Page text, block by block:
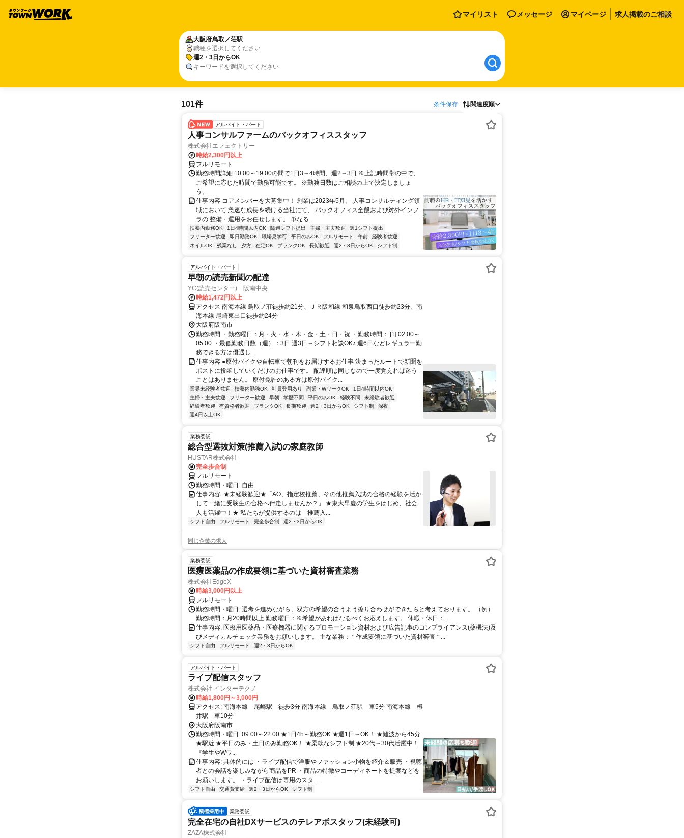
マイリスト メッセージ マイページ 求人掲載のご相談
大阪府鳥取ノ荘駅
職種を選択してください
週2・3日からOK
キーワードを選択してください
101件 条件保存 関連度順
アルバイト・パート
人事コンサルファームのバックオフィススタッフ
株式会社エフェクトリー
時給2,300円以上
フルリモート
勤務時間詳細 10:00～19:00の間で1日3～4時間、週2～3日 ※上記時間帯の中で、
ご希望に応じた時間で勤務可能です。 ※勤務日数はご相談の上で決定しましょ
う。
仕事内容 コアメンバーを大募集中！ 創業は2023年5月。 人事コンサルティング領
域において 急速な成長を続ける当社にて、 バックオフィス全般および対外インフ
ラの 整備・運用をお任せします。 単なる...
扶養内勤務OK 1日4時間以内OK 隔週シフト提出 主婦・主夫歓迎
週1シフト提出
フリーター歓迎
即日勤務OK 職場見学可 平日のみOK フルリモート 午前
経験者歓迎
ネイルOK
残業なし 夕方 在宅OK ブランクOK 長期歓迎 週2・3日からOK シフト制
アルバイト・パート
早朝の読売新聞の配達
YC(読売センター) 阪南中央
時給1,472円以上
アクセス 南海本線 鳥取ノ荘徒歩約21分、ＪＲ阪和線 和泉鳥取西口徒歩約23分、南
海本線 尾崎東出口徒歩約24分
大阪府阪南市
勤務時間 ・勤務曜日：月・火・水・木・金・土・日・祝 ・勤務時間： [1] 02:00～
05:00 ・最低勤務日数（週）：3日 週3日～シフト相談OK♪ 週6日などレギュラー勤
務できる方は優遇し...
仕事内容 ●原付バイクや自転車で朝刊をお届けするお仕事 決まったルートで新聞を
ポストに投函していくだけのお仕事です。 配達順は同じなので一度覚えれば迷う
ことはありません。 原付免許のある方は原付バイク...
業界未経験者歓迎 扶養内勤務OK 社員登用あり 副業・WワークOK
1日4時間以内OK
主婦・主夫歓迎
フリーター歓迎 早朝 学歴不問 平日のみOK 経験不問
未経験者歓迎
経験者歓迎
有資格者歓迎 ブランクOK 長期歓迎 週2・3日からOK シフト制
深夜
週4日以上OK
業務委託
総合型選抜対策(推薦入試)の家庭教師
HUSTAR株式会社
完全歩合制
フルリモート
勤務時間・曜日: 自由
仕事内容: ★未経験歓迎★「AO、指定校推薦、その他推薦入試の合格の経験を活か
して一緒に受験生の合格へ伴走しませんか？」 ★東大早慶の学生をはじめ、社会
人も活躍中！★ 私たちが提供するのは「推薦入...
シフト自由 フルリモート 完全歩合制 週2・3日からOK
同じ企業の求人
業務委託
医療医薬品の作成要領に基づいた資材審査業務
株式会社EdgeX
時給3,000円以上
フルリモート
勤務時間・曜日: 選考を進めながら、双方の希望の合うよう擦り合わせができたらと考えております。 （例）
勤務時間：月20時間以上 勤務曜日：※希望があればなるべくお応えします。 休暇・休日：...
仕事内容: 医療用医薬品・医療機器に関するプロモーション資材および広告記事のコンプライアンス(薬機法)及
びメディカルチェック業務をお願いします。 主な業務： * 作成要領に基づいた資材審査 * ...
シフト自由 フルリモート 週2・3日からOK
アルバイト・パート
ライブ配信スタッフ
株式会社 インターテクノ
時給1,800円～3,000円
アクセス: 南海本線 尾崎駅 徒歩3分 南海本線 鳥取ノ荘駅 車5分 南海本線 樽
井駅 車10分
大阪府阪南市
勤務時間・曜日: 09:00～22:00 ★1日4h～勤務OK ★週1日～OK！ ★難波から45分
★駅近 ★平日のみ・土日のみ勤務OK！ ★柔軟なシフト制 ★20代～30代活躍中！
『学生やWワ...
仕事内容: 具体的には ・ライブ配信で洋服やファッション小物を紹介＆販売 ・視聴
者との会話を楽しみながら商品をPR ・商品の特徴やコーディネートを提案などを
お願いします。 ・ライブ配信は専用のスタ...
シフト自由 交通費支給 週2・3日からOK シフト制
業務委託
完全在宅の自社DXサービスのテレアポスタッフ(未経験可)
ZAZA株式会社